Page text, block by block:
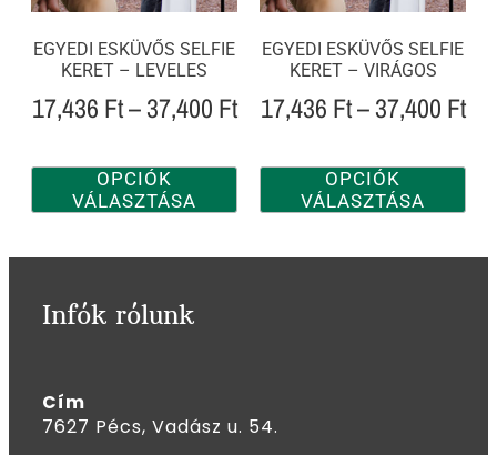
EGYEDI ESKÜVŐS SELFIE
KERET – LEVELES
17,436 Ft–37,400 Ft
OPCIÓK
VÁLASZTÁSA
EGYEDI ESKÜVŐS SELFIE
KERET – VIRÁGOS
17,436 Ft–37,400 Ft
OPCIÓK
VÁLASZTÁSA
Infók rólunk
Cím
7627 Pécs, Vadász u. 54.